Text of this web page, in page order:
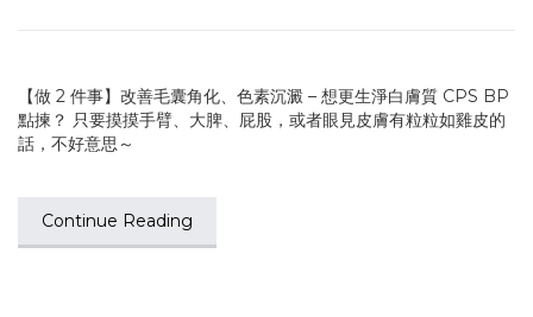
【做 2 件事】改善毛囊角化、色素沉澱 – 想更生淨白膚質 CPS BP
點揀？ 只要摸摸手臂、大脾、屁股，或者眼見皮膚有粒粒如雞皮的
話，不好意思～
Continue Reading